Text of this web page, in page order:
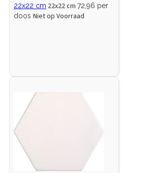
22x22 cm 22x22 cm 72,96 per
doos Niet op Voorraad